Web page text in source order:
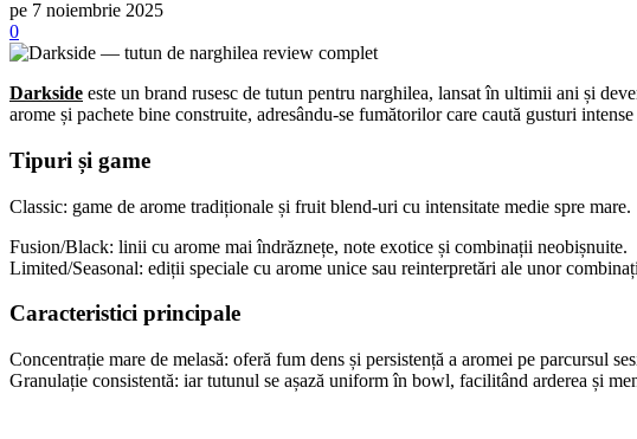
pe 7 noiembrie 2025
0
Darkside este un brand rusesc de tutun pentru narghilea, lansat în ultimii ani și
arome și pachete bine construite, adresându-se fumătorilor care caută gusturi
Tipuri și game
Classic: game de arome tradiționale și fruit blend-uri cu intensitate medie spre mare.
Fusion/Black: linii cu arome mai îndrăznețe, note exotice și combinații neobișnuite.
Limited/Seasonal: ediții speciale cu arome unice sau reinterpretări ale unor
Caracteristici principale
Concentrație mare de melasă: oferă fum dens și persistență a aromei pe parcursul
Granulație consistentă: iar tutunul se așază uniform în bowl, facilitând arderea și